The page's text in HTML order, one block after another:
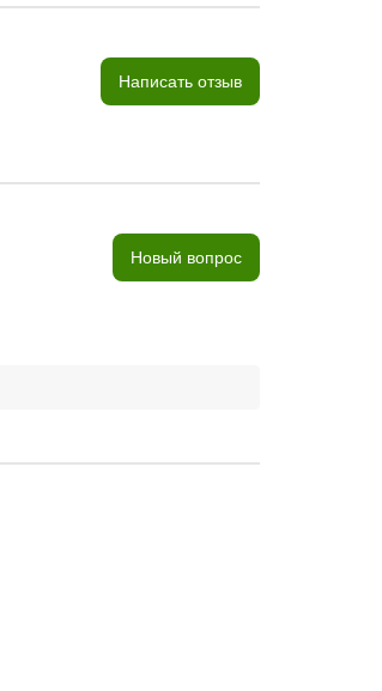
Написать отзыв
Новый вопрос